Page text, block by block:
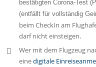
bestätigten Corona-Test
(entfällt für vollständig
beim CheckIn am
darf nicht einsteigen.
Wer mit dem Flugzeug
einedigitale